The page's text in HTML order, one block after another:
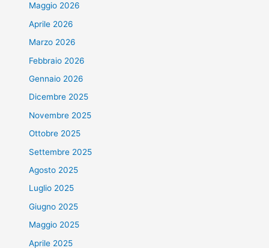
Maggio 2026
Aprile 2026
Marzo 2026
Febbraio 2026
Gennaio 2026
Dicembre 2025
Novembre 2025
Ottobre 2025
Settembre 2025
Agosto 2025
Luglio 2025
Giugno 2025
Maggio 2025
Aprile 2025